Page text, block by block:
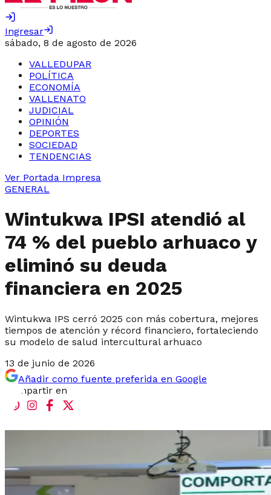
Ingresar
sábado, 8 de agosto de 2026
VALLEDUPAR
POLÍTICA
ECONOMÍA
VALLENATO
JUDICIAL
OPINIÓN
DEPORTES
SOCIEDAD
TENDENCIAS
Ver Portada Impresa
GENERAL
Wintukwa IPSI atendió al
74 % del pueblo arhuaco y
eliminó su deuda
financiera en 2025
Wintukwa IPS cerró 2025 con más cobertura, mejores
tiempos de atención y récord financiero, fortaleciendo
su modelo de salud intercultural arhuaco
13 de junio de 2026
Añadir como fuente preferida en Google
Compartir en